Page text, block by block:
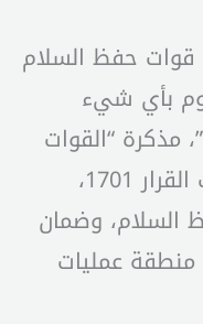
قوات حفظ السلام
بأي شيء
مذكرة “القوات
الإسرائيلية بالتزاماتها، بموجب القرار 1701،
السلام، وضمان
عمليات